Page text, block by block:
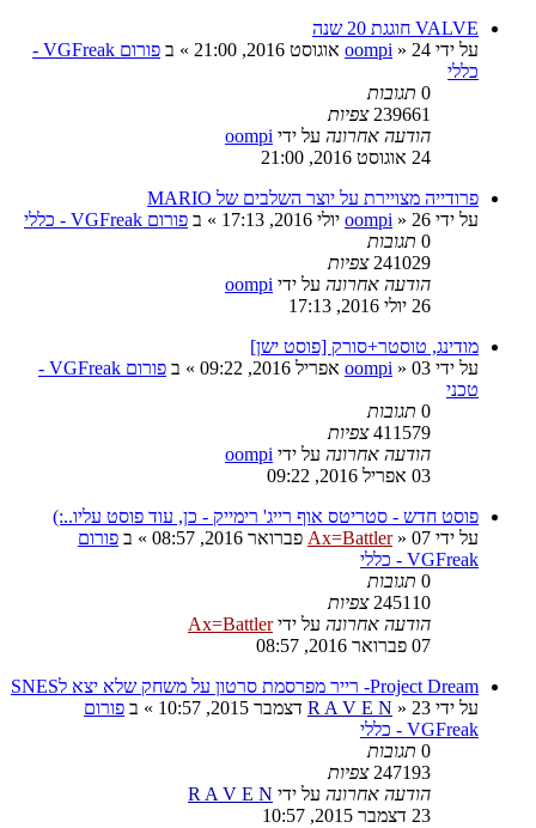
VALVE חוגגת 20 שנה
על ידי
oompi » 24 אוגוסט 2016, 21:00 » ב
פורום VGFreak -
כללי
0 תגובות
239661 צפיות
הודעה אחרונה על ידי oompi
24 אוגוסט 2016, 21:00
פרודייה מצויירת על יוצר השלבים של MARIO
על ידי
oompi » 26 יולי 2016, 17:13 » ב פורום VGFreak - כללי
0 תגובות
241029 צפיות
הודעה אחרונה על ידי oompi
26 יולי 2016, 17:13
מודינג, טוסטר+סורק [פוסט ישן]
על ידי
oompi » 03 אפריל 2016, 09:22 » ב
פורום VGFreak -
טכני
0 תגובות
411579 צפיות
הודעה אחרונה על ידי oompi
03 אפריל 2016, 09:22
פוסט חדש - סטריטס אוף רייג' רימייק - כן, עוד פוסט עליו..:)
על ידי
Ax=Battler» 07 פברואר 2016, 08:57 » ב פורום
VGFreak - כללי
0 תגובות
245110 צפיות
הודעה אחרונה על ידיAx=Battler
07 פברואר 2016, 08:57
Project Dream- רייר מפרסמת סרטון על משחק שלא יצא לSNES
על ידי
R A V E N » 23 דצמבר 2015, 10:57 » ב פורום
VGFreak - כללי
0 תגובות
247193 צפיות
הודעה אחרונה על ידי R A V E N
23 דצמבר 2015, 10:57